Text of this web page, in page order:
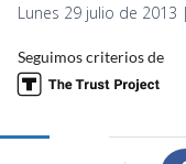
Lunes 29 julio de 2013
Seguimos criterios de